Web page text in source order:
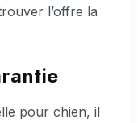
l’offre la
pour chien, il